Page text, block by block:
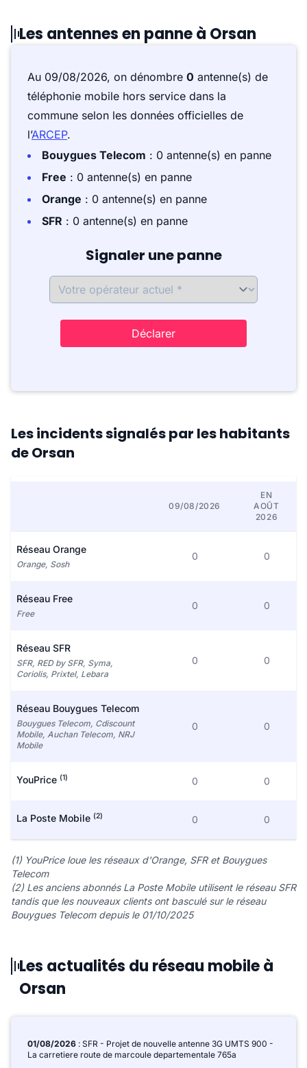
Les antennes en panne à Orsan
Au 09/08/2026, on dénombre 0 antenne(s) de
téléphonie mobile hors service dans la
commune selon les données officielles de
l’ARCEP.
Bouygues Telecom : 0 antenne(s) en panne
Free : 0 antenne(s) en panne
Orange : 0 antenne(s) en panne
SFR : 0 antenne(s) en panne
Signaler une panne
Déclarer
Les incidents signalés par les habitants
de Orsan
09/08/2026
EN
AOÛT
2026
Réseau Orange
Orange, Sosh
0 0
Réseau Free
Free
0 0
Réseau SFR
SFR, RED by SFR, Syma,
Coriolis, Prixtel, Lebara
0 0
Réseau Bouygues Telecom
Bouygues Telecom, Cdiscount
Mobile, Auchan Telecom, NRJ
Mobile
0 0
YouPrice (1) 0 0
La Poste Mobile (2) 0 0
(1) YouPrice loue les réseaux d'Orange, SFR et Bouygues
Telecom
(2) Les anciens abonnés La Poste Mobile utilisent le réseau SFR
tandis que les nouveaux clients ont basculé sur le réseau
Bouygues Telecom depuis le 01/10/2025
Les actualités du réseau mobile à
Orsan
01/08/2026 : SFR - Projet de nouvelle antenne 3G UMTS 900 -
La carretiere route de marcoule departementale 765a